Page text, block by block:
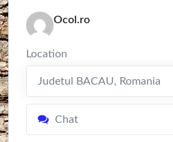
Ocol.ro
Location
Judetul BACAU, Romania
Chat